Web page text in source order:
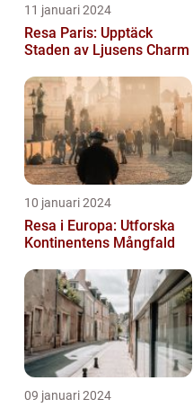
11 januari 2024
Resa Paris: Upptäck
Staden av Ljusens Charm
10 januari 2024
Resa i Europa: Utforska
Kontinentens Mångfald
09 januari 2024